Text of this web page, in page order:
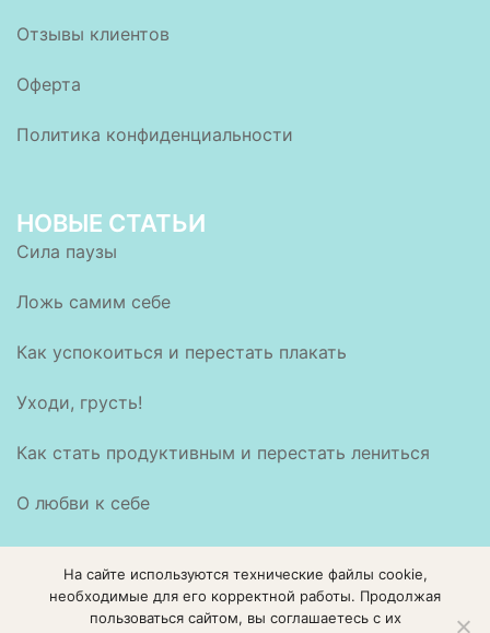
Отзывы клиентов
Оферта
Политика конфиденциальности
НОВЫЕ СТАТЬИ
Сила паузы
Ложь самим себе
Как успокоиться и перестать плакать
Уходи, грусть!
Как стать продуктивным и перестать лениться
О любви к себе
На сайте используются технические файлы cookie,
необходимые для его корректной работы. Продолжая
пользоваться сайтом, вы соглашаетесь с их